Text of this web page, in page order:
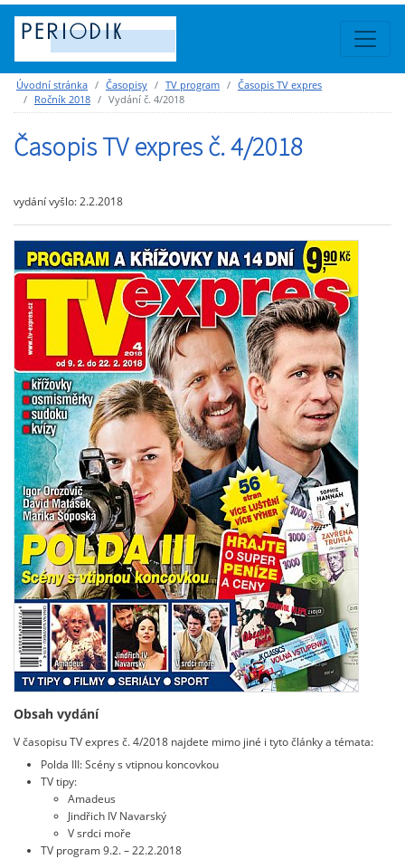
Úvodní stránka Časopisy TV program
Časopis TV expres
Ročník 2018
Vydání č. 4/2018
Časopis TV expres č. 4/2018
vydání vyšlo: 2.2.2018
Obsah vydání
V časopisu TV expres č. 4/2018 najdete mimo jiné i tyto články a témata:
Polda III: Scény s vtipnou koncovkou
TV tipy:
Amadeus
Jindřich IV Navarský
V srdci moře
TV program 9.2. – 22.2.2018